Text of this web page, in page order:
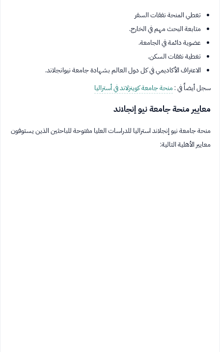
تغطي المنحة نفقات السفر
متابعة البحث مهم في الخارج.
عضوية دائمة في الجامعة.
تغطية نفقات السكن.
الاعتراف الأكاديمي في كل دول العالم بشهادة جامعة نيوانجلاند.
سجل أيضاً في :منحة جامعة كوينزلاند في أستراليا
معايير منحة جامعة نيو إنجلاند
منحة جامعة نيو إنجلاند استراليا للدراسات العليا مفتوحة للباحثين الذين يستوفون
معايير الأهلية التالية: